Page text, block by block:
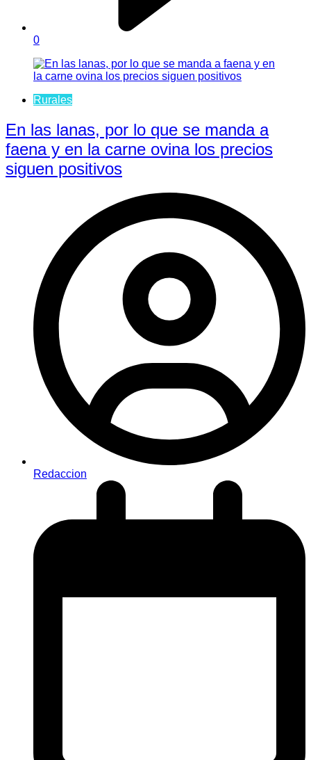
0
Rurales
En las lanas, por lo que se manda a
faena y en la carne ovina los precios
siguen positivos
Redaccion